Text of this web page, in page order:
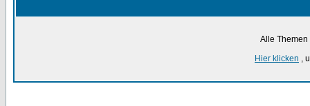
Alle
Hier klicken ,